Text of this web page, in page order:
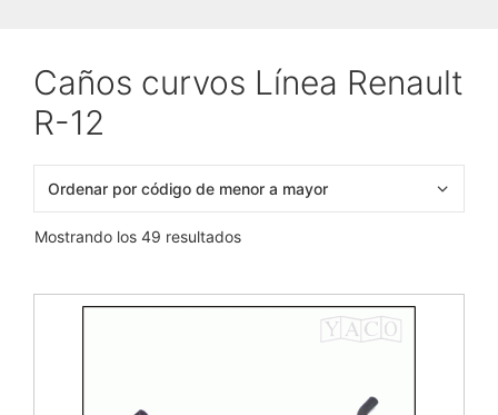
Caños curvos Línea Renault
R-12
Mostrando los 49 resultados